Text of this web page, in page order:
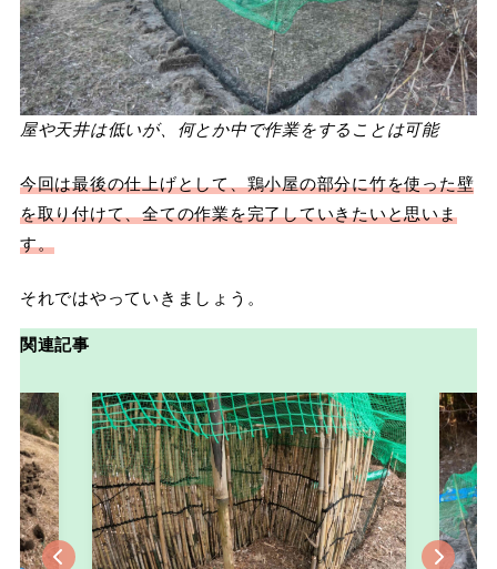
屋や天井は低いが、何とか中で作業をすることは可能
今回は最後の仕上げとして、鶏小屋の部分に竹を使った壁
を取り付けて、全ての作業を完了していきたいと思いま
す。
それではやっていきましょう。
関連記事
Previous